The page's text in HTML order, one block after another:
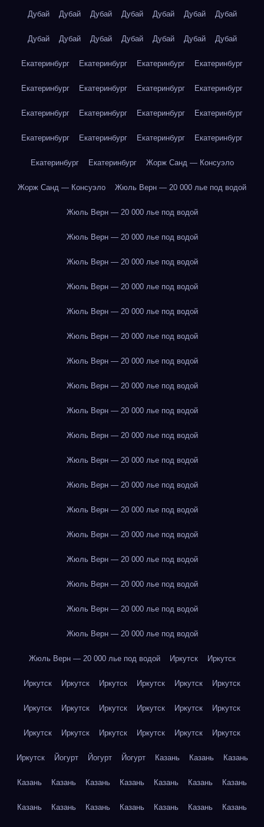
Дубай Дубай Дубай Дубай Дубай Дубай Дубай
Дубай Дубай Дубай Дубай Дубай Дубай Дубай
Екатеринбург Екатеринбург Екатеринбург Екатеринбург
Екатеринбург Екатеринбург Екатеринбург Екатеринбург
Екатеринбург Екатеринбург Екатеринбург Екатеринбург
Екатеринбург Екатеринбург Екатеринбург Екатеринбург
Екатеринбург Екатеринбург Жорж Санд — Консуэло
Жорж Санд — Консуэло Жюль Верн — 20 000 лье под водой
Жюль Верн — 20 000 лье под водой
Жюль Верн — 20 000 лье под водой
Жюль Верн — 20 000 лье под водой
Жюль Верн — 20 000 лье под водой
Жюль Верн — 20 000 лье под водой
Жюль Верн — 20 000 лье под водой
Жюль Верн — 20 000 лье под водой
Жюль Верн — 20 000 лье под водой
Жюль Верн — 20 000 лье под водой
Жюль Верн — 20 000 лье под водой
Жюль Верн — 20 000 лье под водой
Жюль Верн — 20 000 лье под водой
Жюль Верн — 20 000 лье под водой
Жюль Верн — 20 000 лье под водой
Жюль Верн — 20 000 лье под водой
Жюль Верн — 20 000 лье под водой
Жюль Верн — 20 000 лье под водой
Жюль Верн — 20 000 лье под водой
Жюль Верн — 20 000 лье под водой Иркутск Иркутск
Иркутск Иркутск Иркутск Иркутск Иркутск Иркутск
Иркутск Иркутск Иркутск Иркутск Иркутск Иркутск
Иркутск Иркутск Иркутск Иркутск Иркутск Иркутск
Иркутск Йогурт Йогурт Йогурт Казань Казань Казань
Казань Казань Казань Казань Казань Казань Казань
Казань Казань Казань Казань Казань Казань Казань